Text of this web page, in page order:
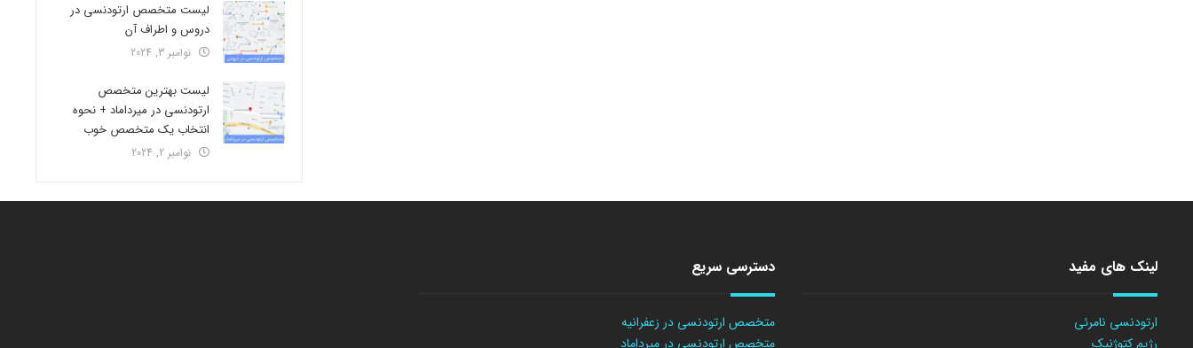
لیست متخصص ارتودنسی در
دروس و اطراف آن
نوامبر 3, 2024
لیست بهترین متخصص
ارتودنسی در میرداماد + نحوه
انتخاب یک متخصص خوب
نوامبر 2, 2024
لینک های مفید
ارتودنسی نامرئی
رژیم کتوژنیک
دسترسی سریع
متخصص ارتودنسی در زعفرانیه
متخصص ارتودنسی در میرداماد